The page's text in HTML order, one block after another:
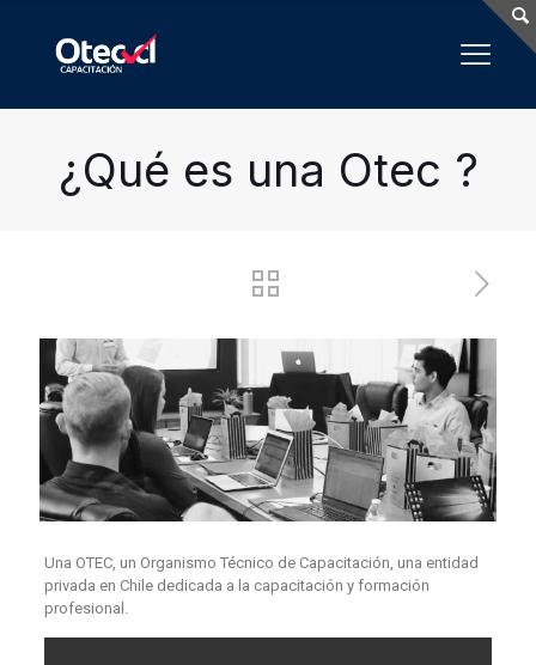
¿Qué es una Otec ?
Una OTEC, un Organismo Técnico de Capacitación, una entidad
privada en Chile dedicada a la capacitación y formación
profesional.